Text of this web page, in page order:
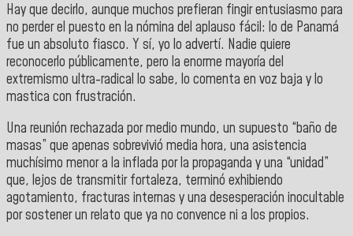
Hay que decirlo, aunque muchos prefieran fingir entusiasmo para
no perder el puesto en la nómina del aplauso fácil: lo de Panamá
fue un absoluto fiasco. Y sí, yo lo advertí. Nadie quiere
reconocerlo públicamente, pero la enorme mayoría del
extremismo ultra-radical lo sabe, lo comenta en voz baja y lo
mastica con frustración.
Una reunión rechazada por medio mundo, un supuesto “baño de
masas” que apenas sobrevivió media hora, una asistencia
muchísimo menor a la inflada por la propaganda y una “unidad”
que, lejos de transmitir fortaleza, terminó exhibiendo
agotamiento, fracturas internas y una desesperación inocultable
por sostener un relato que ya no convence ni a los propios.